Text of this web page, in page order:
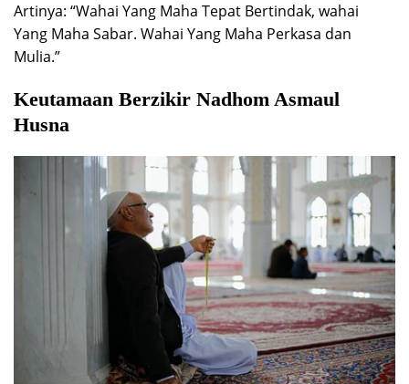
Artinya: “Wahai Yang Maha Tepat Bertindak, wahai
Yang Maha Sabar. Wahai Yang Maha Perkasa dan
Mulia.”
Keutamaan Berzikir Nadhom Asmaul
Husna